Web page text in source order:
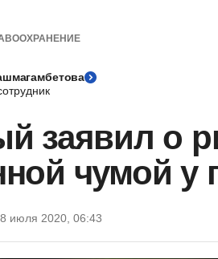
заявил о
чумой у
июля 2020, 06:43